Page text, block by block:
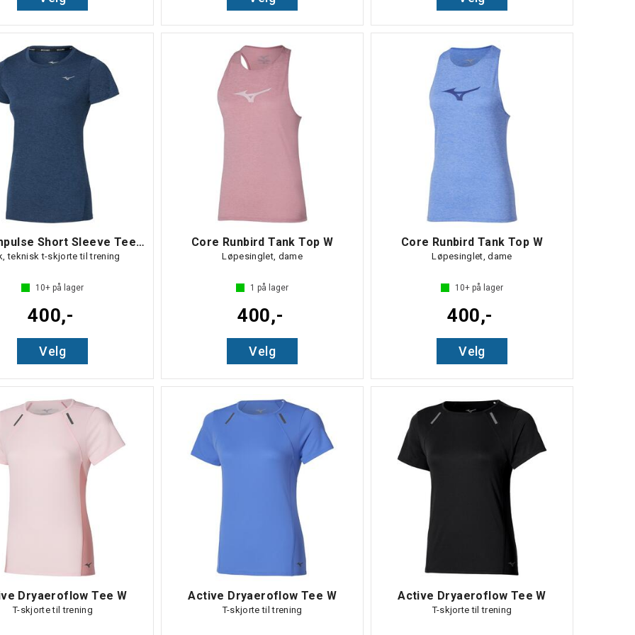
Core Impulse Short Sleeve Tee W
teknisk t-skjorte til trening
10+ på lager
400,-
Velg
Core Runbird Tank Top W
Løpesinglet, dame
1 på lager
400,-
Velg
Core Runbird Tank Top W
Løpesinglet, dame
10+på lager
400,-
Velg
Dryaeroflow Tee W
T-skjorte til trening
Active Dryaeroflow Tee W
T-skjorte til trening
Active Dryaeroflow Tee W
T-skjorte til trening